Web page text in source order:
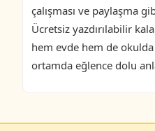
çalışması ve paylaşma
Ücretsiz yazdırılabilir
hem evde hem de
ortamda eğlence dolu